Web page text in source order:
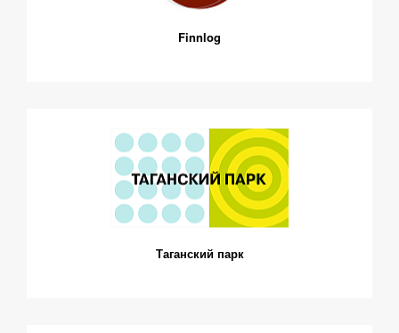
Finnlog
Таганский парк